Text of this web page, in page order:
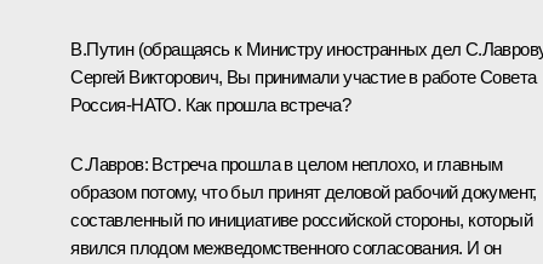
В.Путин (обращаясь к Министру иностранных дел
Сергей Викторович, Вы принимали участие в работе Совета
Россия-НАТО. Как прошла встреча?
С.Лавров: Встреча прошла в целом неплохо, и главным
образом потому, что был принят деловой рабочий документ,
составленный по инициативе российской стороны, который
явился плодом межведомственного согласования. И он